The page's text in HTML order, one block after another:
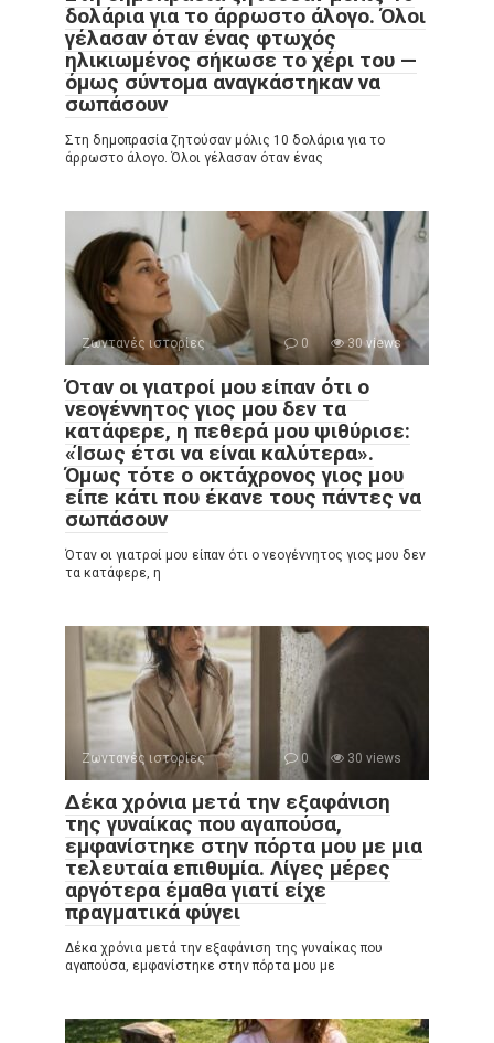
δολάρια για το άρρωστο άλογο. Όλοι
γέλασαν όταν ένας φτωχός
ηλικιωμένος σήκωσε το χέρι του —
όμως σύντομα αναγκάστηκαν να
σωπάσουν
Στη δημοπρασία ζητούσαν μόλις 10 δολάρια για το
άρρωστο άλογο. Όλοι γέλασαν όταν ένας
Ζωντανές ιστορίες 0 30 views
Όταν οι γιατροί μου είπαν ότι ο
νεογέννητος γιος μου δεν τα
κατάφερε, η πεθερά μου ψιθύρισε:
«Ίσως έτσι να είναι καλύτερα».
Όμως τότε ο οκτάχρονος γιος μου
είπε κάτι που έκανε τους πάντες να
σωπάσουν
Όταν οι γιατροί μου είπαν ότι ο νεογέννητος γιος μου δεν
τα κατάφερε, η
Ζωντανές ιστορίες 0 30 views
Δέκα χρόνια μετά την εξαφάνιση
της γυναίκας που αγαπούσα,
εμφανίστηκε στην πόρτα μου με μια
τελευταία επιθυμία. Λίγες μέρες
αργότερα έμαθα γιατί είχε
πραγματικά φύγει
Δέκα χρόνια μετά την εξαφάνιση της γυναίκας που
αγαπούσα, εμφανίστηκε στην πόρτα μου με